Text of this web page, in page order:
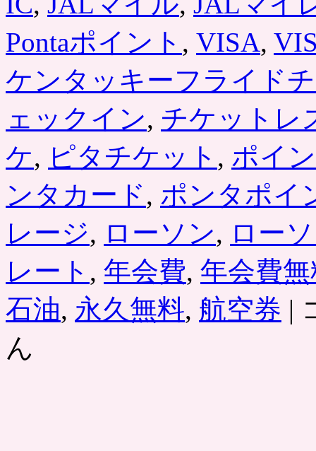
Pontaポイント , VISA,
ケンタッキーフライド
ェックイン, チケットレ
ケ, ピタチケット , ポイ
ンタカード, ポンタポイ
レージ, ローソン, ロー
レート , 年会費, 年会費
石油, 永久無料, 航空券 |
ん